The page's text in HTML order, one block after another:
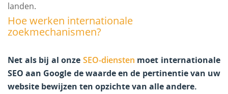
landen.
Hoe werken internationale
zoekmechanismen?
Net als bij al onze SEO-diensten moet internationale
SEO aan Google de waarde en de pertinentie van uw
website bewijzen ten opzichte van alle andere.